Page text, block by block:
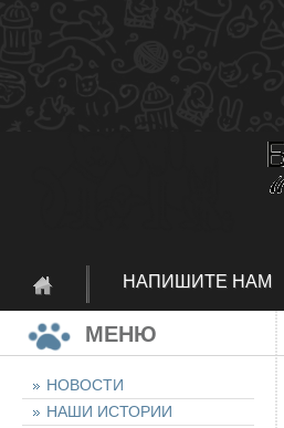
НАПИШИТЕ НАМ
МЕНЮ
НОВОСТИ
НАШИ ИСТОРИИ